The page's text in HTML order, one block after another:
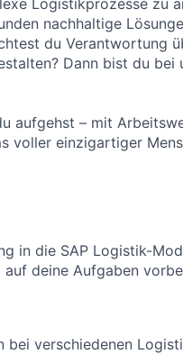
nachhaltige
du Verantwortung
Dann bist du bei
aufgehst – mit
voller einzigartiger
in die SAP Logistik-
deine Aufgaben
bei verschiedenen